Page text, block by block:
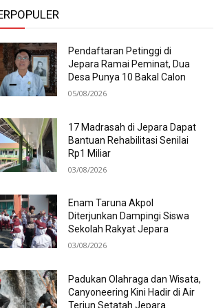
Pendaftaran Petinggi di
Jepara Ramai Peminat, Dua
Desa Punya 10 Bakal Calon
05/08/2026
17 Madrasah di Jepara Dapat
Bantuan Rehabilitasi Senilai
Rp1 Miliar
03/08/2026
Enam Taruna Akpol
Diterjunkan Dampingi Siswa
Sekolah Rakyat Jepara
03/08/2026
Padukan Olahraga dan Wisata,
Canyoneering Kini Hadir di Air
Terjun Setatah Jepara